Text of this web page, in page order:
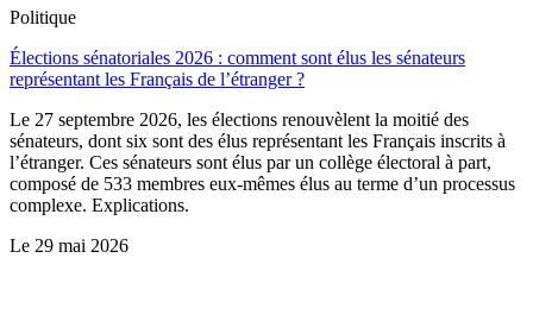
Politique
Élections sénatoriales 2026 : comment sont élus les sénateurs
représentant les Français de l’étranger ?
Le 27 septembre 2026, les élections renouvèlent la moitié des
sénateurs, dont six sont des élus représentant les Français inscrits à
l’étranger. Ces sénateurs sont élus par un collège électoral à part,
composé de 533 membres eux-mêmes élus au terme d’un processus
complexe. Explications.
Le 29 mai 2026